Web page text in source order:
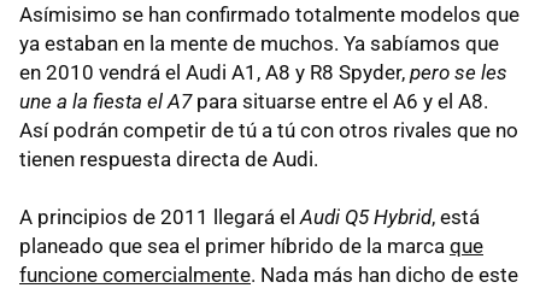
Asímisimo se han confirmado totalmente modelos que
ya estaban en la mente de muchos. Ya sabíamos que
en 2010 vendrá el Audi A1, A8 y R8 Spyder, pero se les
une a la fiesta el A7para situarse entre el A6 y el A8.
Así podrán competir de tú a tú con otros rivales que no
tienen respuesta directa de Audi.
A principios de 2011 llegará el Audi Q5 Hybrid, está
planeado que sea el primer híbrido de la marca que
funcione comercialmente. Nada más han dicho de este